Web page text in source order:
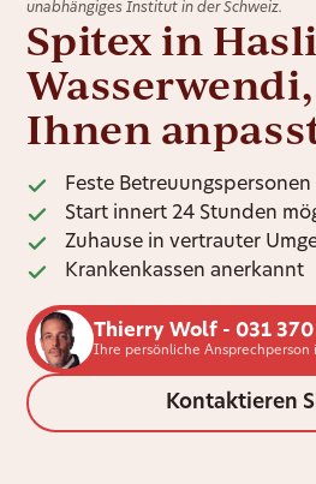
unabhängiges Institut in der Schweiz.
Spitex in
Ihnen
Feste Betreuungspersonen
Start innert 24 Stunden
Zuhause in vertrauter
Krankenkassen anerkannt
Thierry Wolf - 031
Ihre persönliche Ansprechperson
Kontaktieren